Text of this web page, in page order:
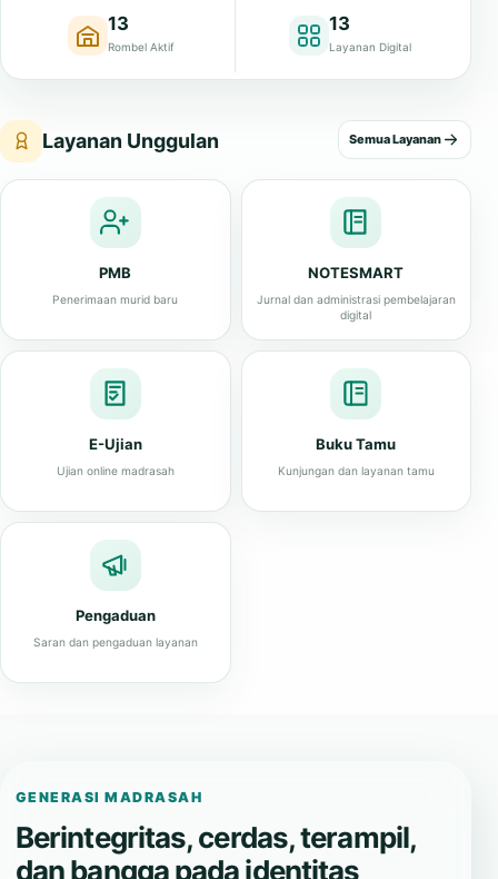
13
Rombel Aktif
13
Layanan Digital
Layanan Unggulan Semua Layanan
PMB
Penerimaan murid baru
NOTESMART
Jurnal dan administrasi pembelajaran
digital
E-Ujian
Ujian online madrasah
Buku Tamu
Kunjungan dan layanan tamu
Pengaduan
Saran dan pengaduan layanan
GENERASI MADRASAH
Berintegritas, cerdas, terampil,
dan bangga pada identitas